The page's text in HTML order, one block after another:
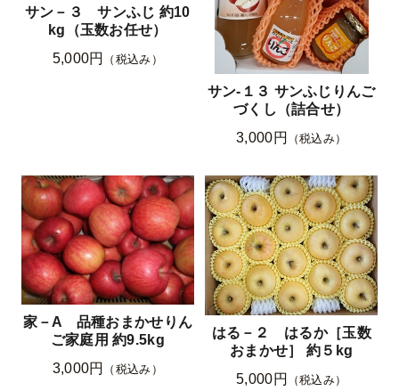
サン－３ サンふじ 約10
kg（玉数お任せ）
5,000円
（税込み）
サン-１３ サンふじりんご
づくし（詰合せ）
3,000円
（税込み）
家－A 品種おまかせりん
ご家庭用 約9.5kg
3,000円
（税込み）
はる－２ はるか［玉数
おまかせ］ 約５kg
5,000円
（税込み）